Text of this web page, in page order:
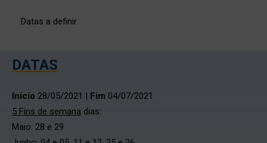
Datas a definir
DATAS
Início 28/05/2021 | Fim 04/07/2021
5 Fins de semana dias:
Maio: 28 e 29